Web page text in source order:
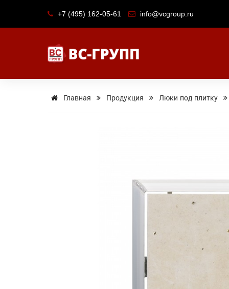
+7 (495) 162-05-61 info@vcgroup.ru
Главная Продукция Люки под плитку